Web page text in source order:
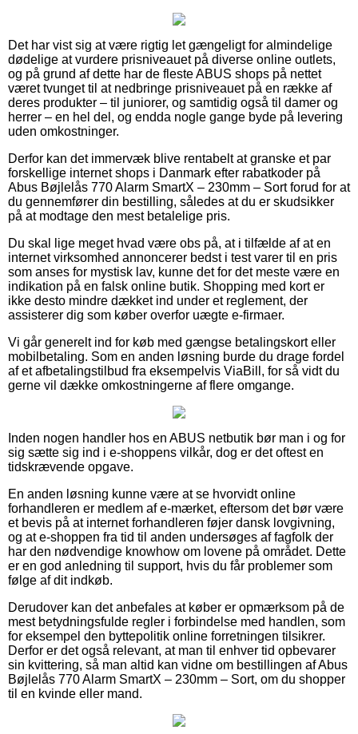
Det har vist sig at være rigtig let gængeligt for almindelige
dødelige at vurdere prisniveauet på diverse online outlets,
og på grund af dette har de fleste ABUS shops på nettet
været tvunget til at nedbringe prisniveauet på en række af
deres produkter – til juniorer, og samtidig også til damer og
herrer – en hel del, og endda nogle gange byde på levering
uden omkostninger.
Derfor kan det immervæk blive rentabelt at granske et par
forskellige internet shops i Danmark efter rabatkoder på
Abus Bøjlelås 770 Alarm SmartX – 230mm – Sort forud for at
du gennemfører din bestilling, således at du er skudsikker
på at modtage den mest betalelige pris.
Du skal lige meget hvad være obs på, at i tilfælde af at en
internet virksomhed annoncerer bedst i test varer til en pris
som anses for mystisk lav, kunne det for det meste være en
indikation på en falsk online butik. Shopping med kort er
ikke desto mindre dækket ind under et reglement, der
assisterer dig som køber overfor uægte e-firmaer.
Vi går generelt ind for køb med gængse betalingskort eller
mobilbetaling. Som en anden løsning burde du drage fordel
af et afbetalingstilbud fra eksempelvis ViaBill, for så vidt du
gerne vil dække omkostningerne af flere omgange.
Inden nogen handler hos en ABUS netbutik bør man i og for
sig sætte sig ind i e-shoppens vilkår, dog er det oftest en
tidskrævende opgave.
En anden løsning kunne være at se hvorvidt online
forhandleren er medlem af e-mærket, eftersom det bør være
et bevis på at internet forhandleren føjer dansk lovgivning,
og at e-shoppen fra tid til anden undersøges af fagfolk der
har den nødvendige knowhow om lovene på området. Dette
er en god anledning til support, hvis du får problemer som
følge af dit indkøb.
Derudover kan det anbefales at køber er opmærksom på de
mest betydningsfulde regler i forbindelse med handlen, som
for eksempel den byttepolitik online forretningen tilsikrer.
Derfor er det også relevant, at man til enhver tid opbevarer
sin kvittering, så man altid kan vidne om bestillingen af Abus
Bøjlelås 770 Alarm SmartX – 230mm – Sort, om du shopper
til en kvinde eller mand.